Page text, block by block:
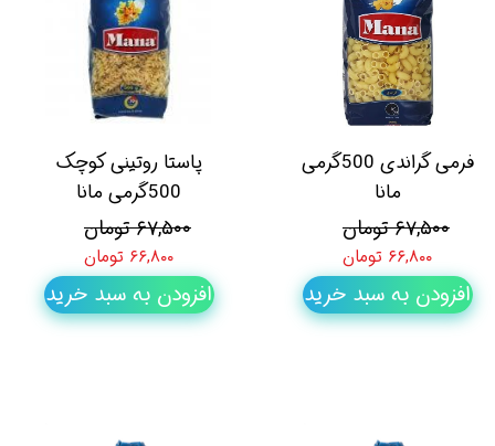
فرمی گراندی 500گرمی
مانا
۶۷,۵۰۰ تومان
۶۶,۸۰۰ تومان
افزودن به سبد خرید
پاستا روتینی کوچک
500گرمی مانا
۶۷,۵۰۰ تومان
۶۶,۸۰۰ تومان
افزودن به سبد خرید